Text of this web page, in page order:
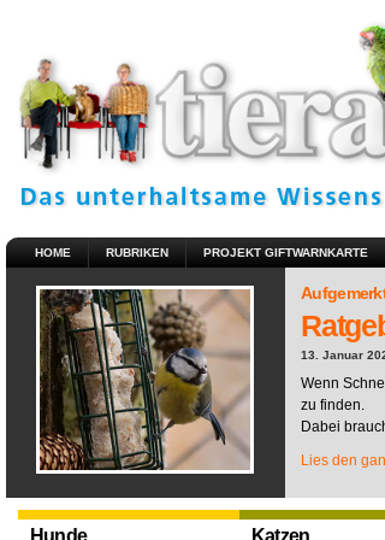
HOME RUBRIKEN PROJEKT GIFTWARNKARTE
13. Januar
Wenn
zu finden.
Dabei
Lies den
Hunde Katzen